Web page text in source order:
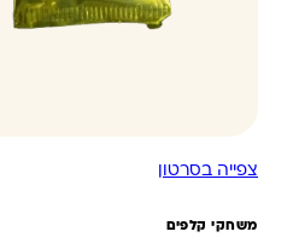
צפייה בסרטון
משחקי קלפים